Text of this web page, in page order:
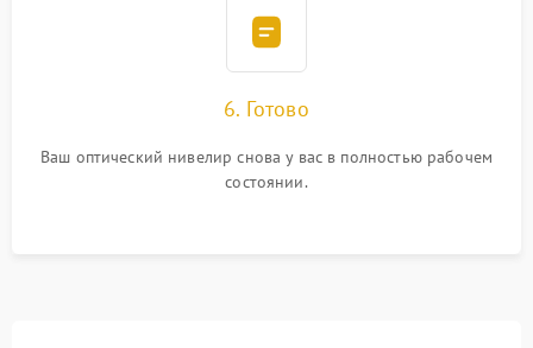
6. Готово
Ваш оптический нивелир снова у вас в полностью рабочем
состоянии.